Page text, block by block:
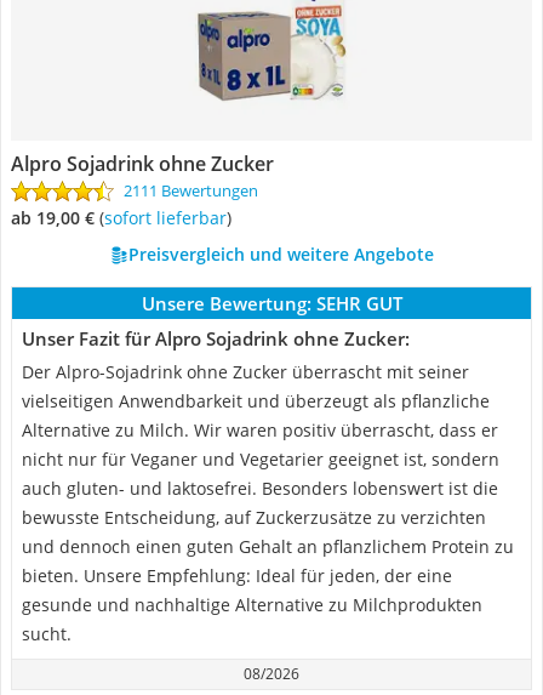
Alpro Sojadrink ohne Zucker
2111 Bewertungen
ab 19,00 € ( Sofort lieferbar)
Preisvergleich und weitere Angebote
Unsere Bewertung: SEHR GUT
Unser Fazit für Alpro Sojadrink ohne Zucker:
Der Alpro-Sojadrink ohne Zucker überrascht mit seiner
vielseitigen Anwendbarkeit und überzeugt als pflanzliche
Alternative zu Milch. Wir waren positiv überrascht, dass er
nicht nur für Veganer und Vegetarier geeignet ist, sondern
auch gluten- und laktosefrei. Besonders lobenswert ist die
bewusste Entscheidung, auf Zuckerzusätze zu verzichten
und dennoch einen guten Gehalt an pflanzlichem Protein zu
bieten. Unsere Empfehlung: Ideal für jeden, der eine
gesunde und nachhaltige Alternative zu Milchprodukten
sucht.
08/2026